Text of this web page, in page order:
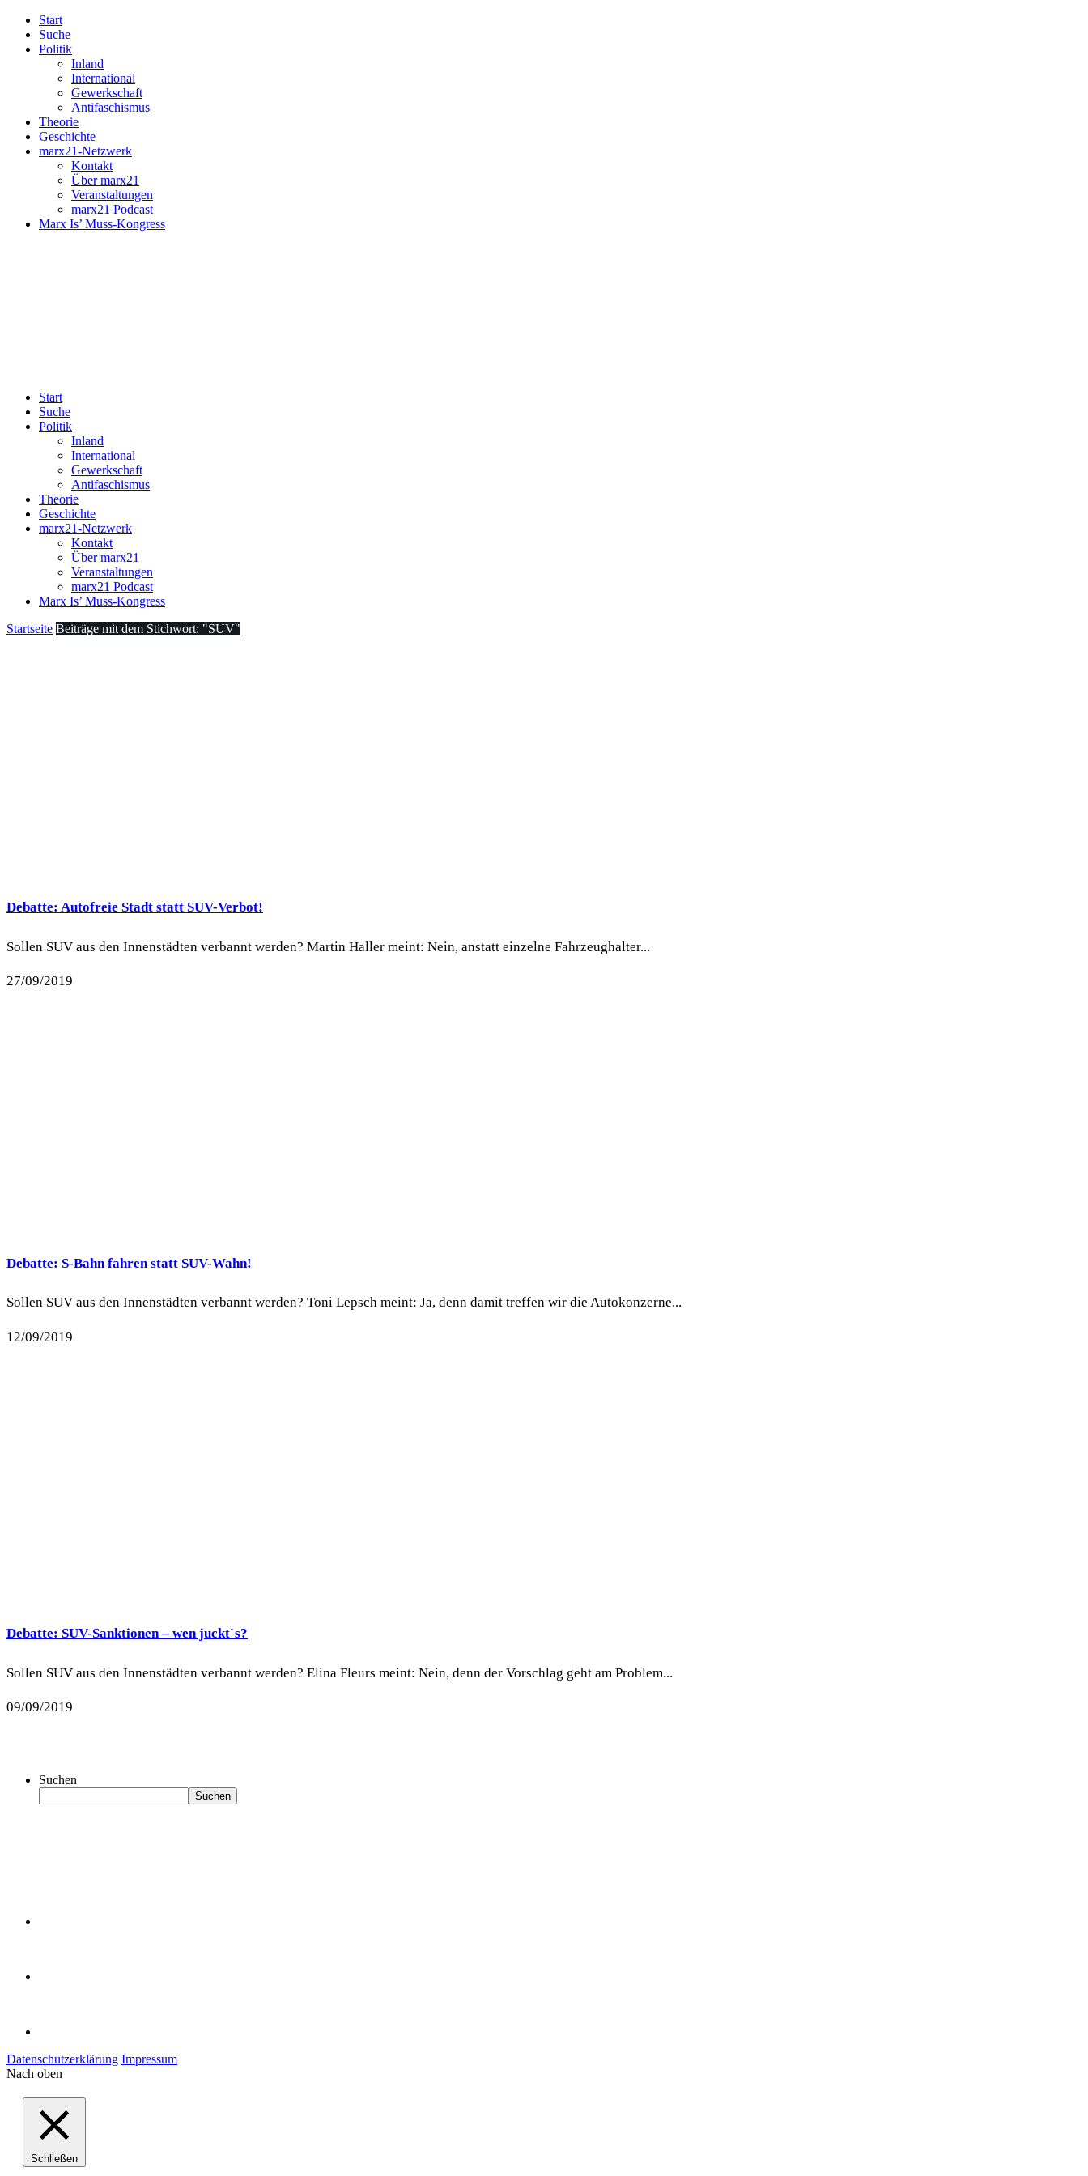
Start
Suche
Politik
Inland
International
Gewerkschaft
Antifaschismus
Theorie
Geschichte
marx21-Netzwerk
Kontakt
Über marx21
Veranstaltungen
marx21 Podcast
Marx Is’ Muss-Kongress
Start
Suche
Politik
Inland
International
Gewerkschaft
Antifaschismus
Theorie
Geschichte
marx21-Netzwerk
Kontakt
Über marx21
Veranstaltungen
marx21 Podcast
Marx Is’ Muss-Kongress
Startseite Beiträge mit dem Stichwort: "SUV"
Debatte: Autofreie Stadt statt SUV-Verbot!
Sollen SUV aus den Innenstädten verbannt werden? Martin Haller meint: Nein, anstatt einzelne Fahrzeughalter...
27/09/2019
Debatte: S-Bahn fahren statt SUV-Wahn!
Sollen SUV aus den Innenstädten verbannt werden? Toni Lepsch meint: Ja, denn damit treffen wir die Autokonzerne...
12/09/2019
Debatte: SUV-Sanktionen – wen juckt`s?
Sollen SUV aus den Innenstädten verbannt werden? Elina Fleurs meint: Nein, denn der Vorschlag geht am Problem...
09/09/2019
Suchen
Suchen
Datenschutzerklärung Impressum
Nach oben
Schließen